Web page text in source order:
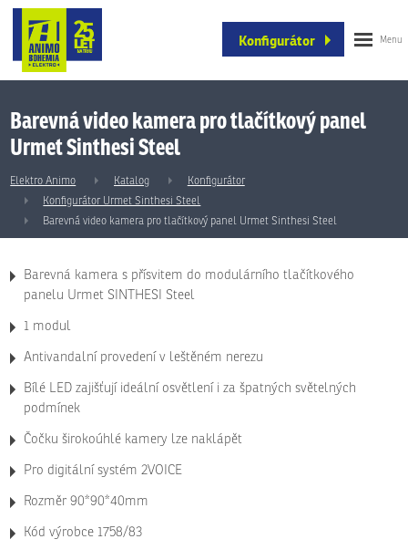
Konfigurátor
Barevná video kamera pro tlačítkový panel
Urmet Sinthesi Steel
Elektro Animo Katalog
Konfigurátor
Konfigurátor Urmet Sinthesi Steel
Barevná video kamera pro tlačítkový panel Urmet Sinthesi Steel
Barevná kamera s přísvitem do modulárního tlačítkového
panelu Urmet SINTHESI Steel
1 modul
Antivandalní provedení v leštěném nerezu
Bílé LED zajišťují ideální osvětlení i za špatných světelných
podmínek
Čočku širokoúhlé kamery lze naklápět
Pro digitální systém 2VOICE
Rozměr 90*90*40mm
Kód výrobce 1758/83